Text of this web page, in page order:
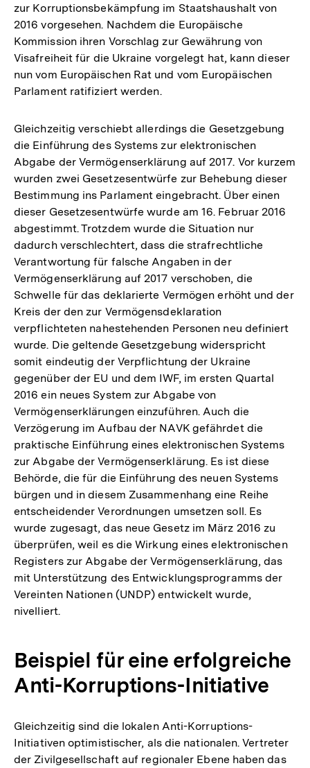
zur Korruptionsbekämpfung im Staatshaushalt von
2016 vorgesehen. Nachdem die Europäische
Kommission ihren Vorschlag zur Gewährung von
Visafreiheit für die Ukraine vorgelegt hat, kann dieser
nun vom Europäischen Rat und vom Europäischen
Parlament ratifiziert werden.
Gleichzeitig verschiebt allerdings die Gesetzgebung
die Einführung des Systems zur elektronischen
Abgabe der Vermögenserklärung auf 2017. Vor kurzem
wurden zwei Gesetzesentwürfe zur Behebung dieser
Bestimmung ins Parlament eingebracht. Über einen
dieser Gesetzesentwürfe wurde am 16. Februar 2016
abgestimmt. Trotzdem wurde die Situation nur
dadurch verschlechtert, dass die strafrechtliche
Verantwortung für falsche Angaben in der
Vermögenserklärung auf 2017 verschoben, die
Schwelle für das deklarierte Vermögen erhöht und der
Kreis der den zur Vermögensdeklaration
verpflichteten nahestehenden Personen neu definiert
wurde. Die geltende Gesetzgebung widerspricht
somit eindeutig der Verpflichtung der Ukraine
gegenüber der EU und dem IWF, im ersten Quartal
2016 ein neues System zur Abgabe von
Vermögenserklärungen einzuführen. Auch die
Verzögerung im Aufbau der NAVK gefährdet die
praktische Einführung eines elektronischen Systems
zur Abgabe der Vermögenserklärung. Es ist diese
Behörde, die für die Einführung des neuen Systems
bürgen und in diesem Zusammenhang eine Reihe
entscheidender Verordnungen umsetzen soll. Es
wurde zugesagt, das neue Gesetz im März 2016 zu
überprüfen, weil es die Wirkung eines elektronischen
Registers zur Abgabe der Vermögenserklärung, das
mit Unterstützung des Entwicklungsprogramms der
Vereinten Nationen (UNDP) entwickelt wurde,
nivelliert.
Beispiel für eine erfolgreiche
Anti-Korruptions-Initiative
Gleichzeitig sind die lokalen Anti-Korruptions-
Initiativen optimistischer, als die nationalen. Vertreter
der Zivilgesellschaft auf regionaler Ebene haben das